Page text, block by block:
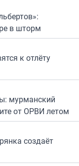
в шторм
к отлёту
мурманский
от ОРВИ летом
создаёт